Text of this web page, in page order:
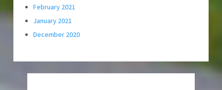
February 2021
January 2021
December 2020